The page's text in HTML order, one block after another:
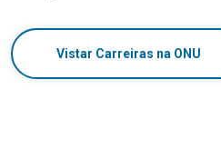
Vistar Carreiras na ONU